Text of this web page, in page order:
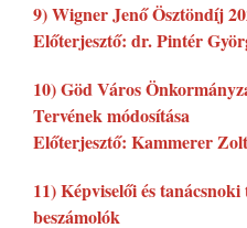
9) Wigner Jenő Ösztöndíj
Előterjesztő: dr. Pintér
10) Göd Város
Tervének módosítása
Előterjesztő: Kammerer
11) Képviselői és tanácsnoki
beszámolók